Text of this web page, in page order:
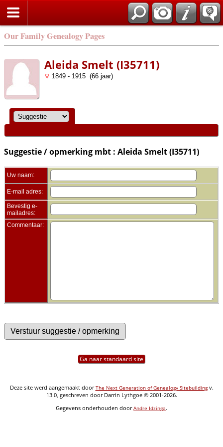
Our Family Genealogy Pages
Aleida Smelt (I35711)
1849 - 1915 (66 jaar)
Suggestie / opmerking mbt : Aleida Smelt (I35711)
Uw naam:
E-mail adres:
Bevestig e-
mailadres:
Commentaar:
Ga naar standaard site
Deze site werd aangemaakt doorThe Next Generation of Genealogy Sitebuildingv.
13.0, geschreven door Darrin Lythgoe © 2001-2026.
Gegevens onderhouden doorAndre Idzinga.